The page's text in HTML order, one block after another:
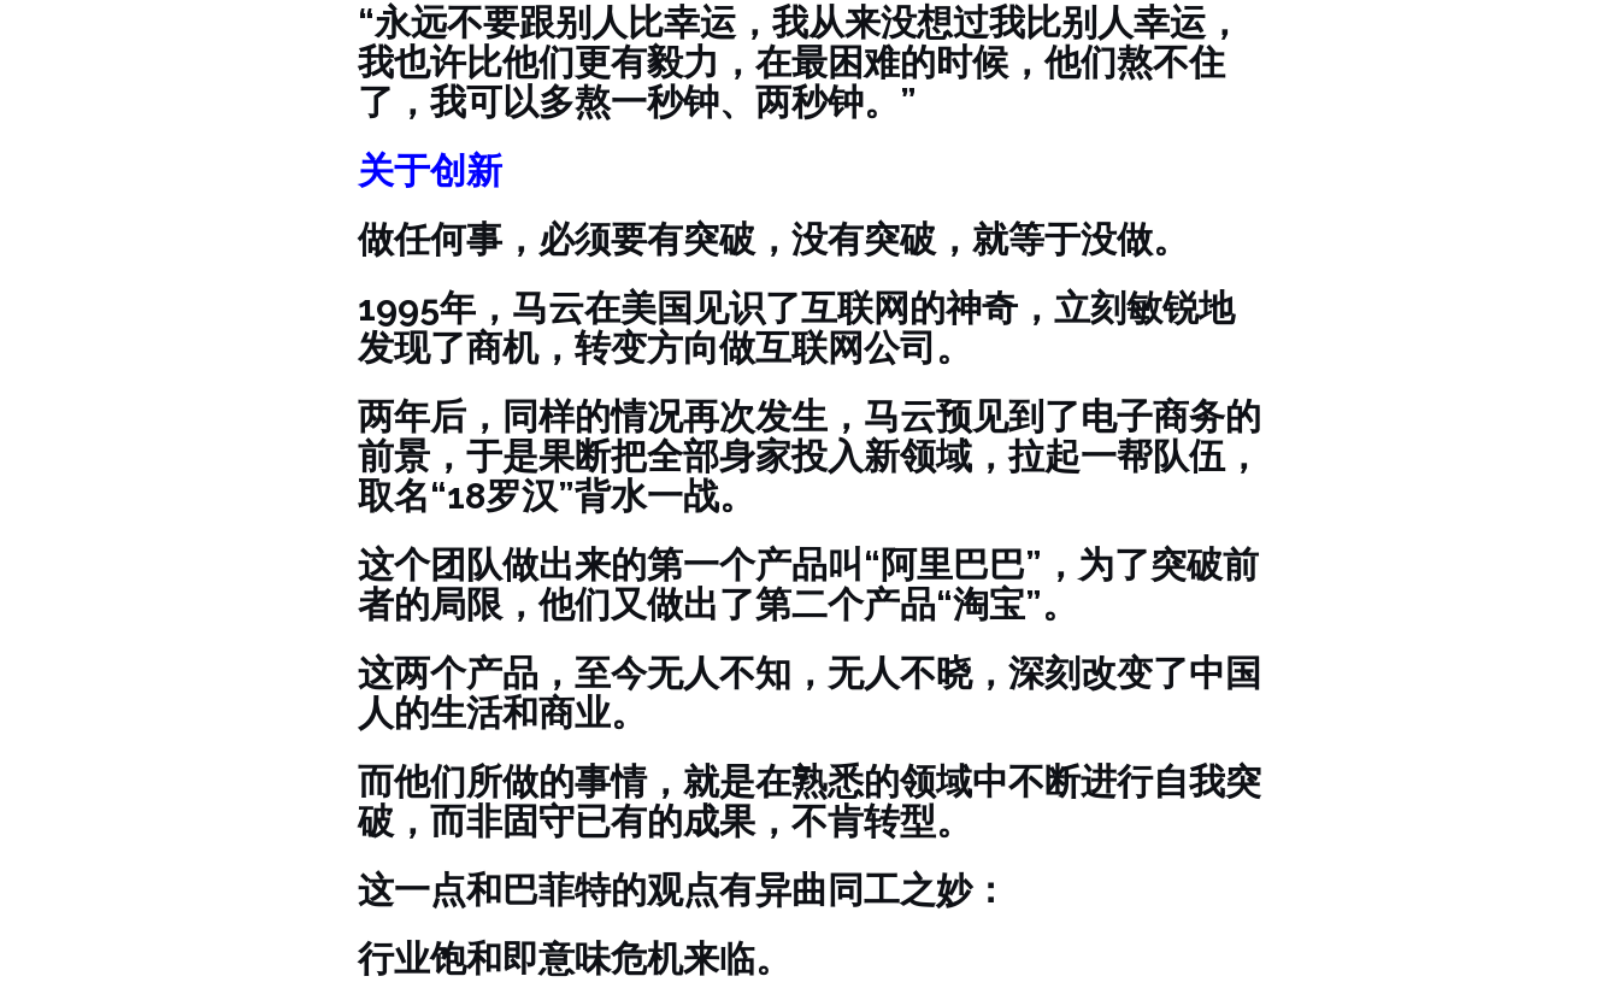
“永远不要跟别人比幸运，我从来没想过我比别人幸运，
我也许比他们更有毅力，在最困难的时候，他们熬不住
了，我可以多熬一秒钟、两秒钟。”
关于创新
做任何事，必须要有突破，没有突破，就等于没做。
1995年，马云在美国见识了互联网的神奇，立刻敏锐地
发现了商机，转变方向做互联网公司。
两年后，同样的情况再次发生，马云预见到了电子商务的
前景，于是果断把全部身家投入新领域，拉起一帮队伍，
取名“18罗汉”背水一战。
这个团队做出来的第一个产品叫“阿里巴巴”，为了突破前
者的局限，他们又做出了第二个产品“淘宝”。
这两个产品，至今无人不知，无人不晓，深刻改变了中国
人的生活和商业。
而他们所做的事情，就是在熟悉的领域中不断进行自我突
破，而非固守已有的成果，不肯转型。
这一点和巴菲特的观点有异曲同工之妙：
行业饱和即意味危机来临。